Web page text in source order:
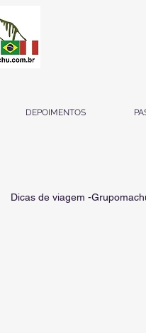
DEPOIMENTOS
Dicas de viagem -
Tudo